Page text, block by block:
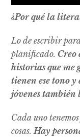
¿Por qué la
Lo de escribir
planificado.Creo
historias que me
tienen ese tono y
jóvenes también
Cada uno
cosas.Hay